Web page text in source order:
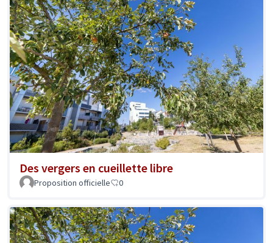
Des vergers en cueillette libre
Proposition officielle 0